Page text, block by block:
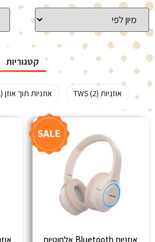
קטגוריות
אוזניות TWS (2) אוזניות תוך אוזן (1)
אוזניות Bluetooth אלחוטיות